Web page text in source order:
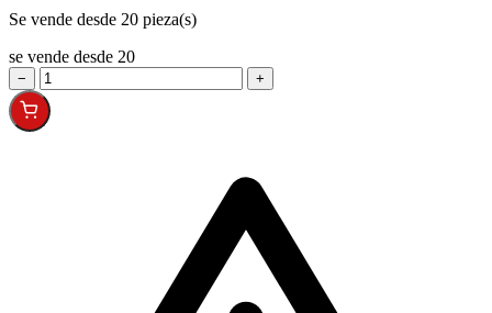
Se vende desde 20 pieza(s)
se vende desde 20
− +